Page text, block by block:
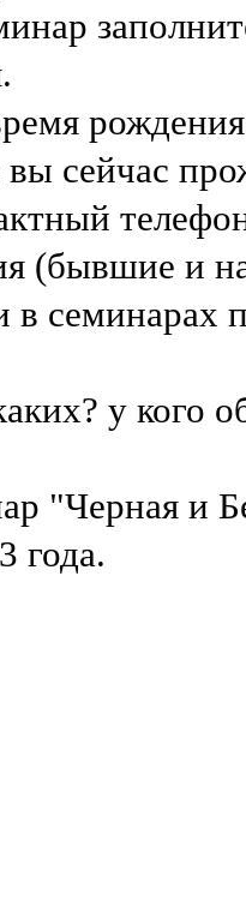
вы сейчас
(бывшие и
в семинарах
у кого
"Черная и
года.